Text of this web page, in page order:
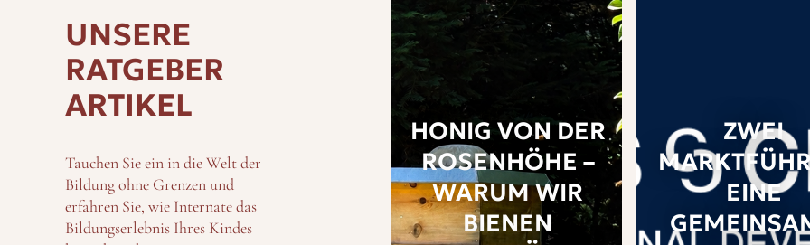
UNSERE
RATGEBER
ARTIKEL
Tauchen Sie ein in die Welt der
Bildung ohne Grenzen und
erfahren Sie, wie Internate das
Bildungserlebnis Ihres Kindes
HONIG VON DER
ROSENHÖHE –
WARUM WIR
BIENEN
ZWEI
EINE